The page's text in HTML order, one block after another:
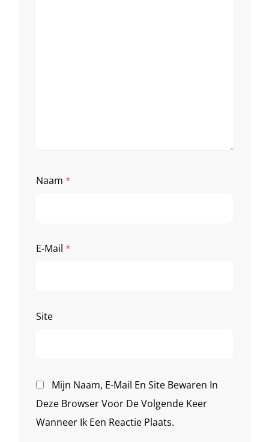
Naam *
E-Mail *
Site
Mijn Naam, E-Mail En Site Bewaren In
Deze Browser Voor De Volgende Keer
Wanneer Ik Een Reactie Plaats.